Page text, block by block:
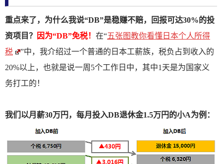
重点来了，为什么我说“DB”是稳赚不赔，回报可达30%的投
资项目？
因为“DB”免税！ 在“五张图教你看懂日本个人所得
税
”中，我介绍过一个普通的日本工薪族，税负占到收入的
20%以上，也就是说一周5个工作日中，其中1天是为国家义
务打工的！
我们以月薪30万円，每月投入DB退休金1.5万円的小A为例：